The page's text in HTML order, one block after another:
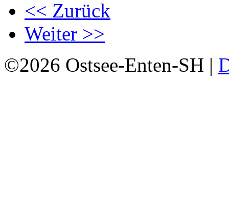
<< Zurück
Weiter >>
©2026 Ostsee-Enten-SH |